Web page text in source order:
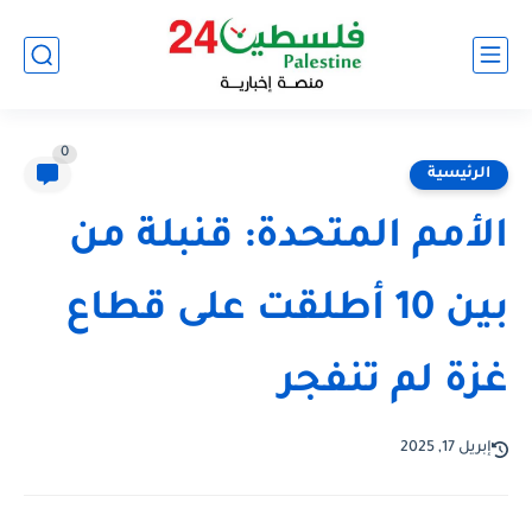
الرئيسية
0
الأمم المتحدة: قنبلة من
بين 10 أطلقت على قطاع
غزة لم تنفجر
إبريل 17, 2025